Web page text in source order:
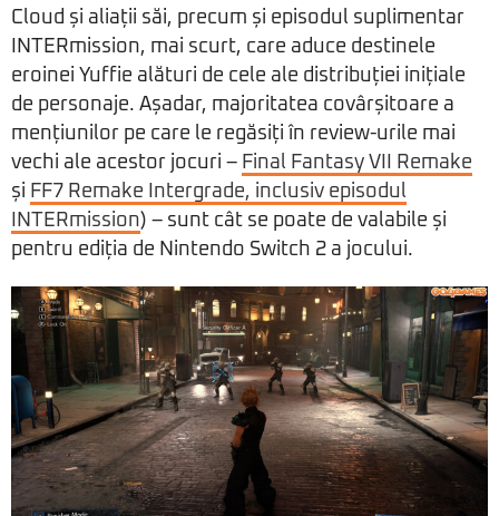
Cloud și aliații săi, precum și episodul suplimentar
INTERmission, mai scurt, care aduce destinele
eroinei Yuffie alături de cele ale distribuției inițiale
de personaje. Așadar, majoritatea covârșitoare a
mențiunilor pe care le regăsiți în review-urile mai
vechi ale acestor jocuri – Final Fantasy VII Remake
și FF7 Remake Intergrade, inclusiv episodul
INTERmission) – sunt cât se poate de valabile și
pentru ediția de Nintendo Switch 2 a jocului.